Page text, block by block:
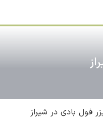
فول بادی در شیراز